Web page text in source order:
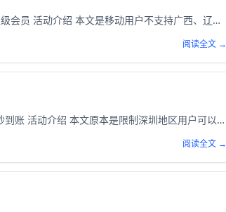
本次为大家分享的是移动/联通通信积分兑换3-31天超级会员 活动介绍 本文是移动用户不支持广西、辽宁、山西等省份，电信用户暂不支持；联通暂不支持兑换720/1140/2600礼包，输入手机号码提交兑换申请；输入验证码即可，可以使用积分兑换3-31天QQ超级会员，感觉话费的可以上。 活动截图 ...
阅读全文 →
本次为大家分享的是免费领取7天腾讯视频会员 亲测秒到账 活动介绍 本文原本是限制深圳地区用户可以免费领取7天腾讯视频会员；小编测试不限制地区，只需要使用爱加速APP使用深圳IP连接就可以领到；领取后也是秒到账，有需要的可以领取一下。 活动截图 参与方式 1、应用商店搜索下载爱加速APP（安卓和IOS都可以，每日免费用15分钟） ...
阅读全文 →